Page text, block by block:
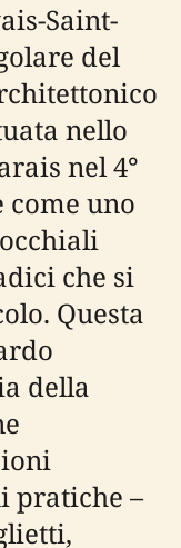
Saint-
del
nello
nel 4°
come uno
che si
Questa
della
pratiche –